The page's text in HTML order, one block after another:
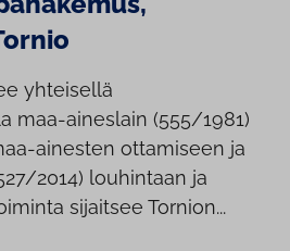
yhteisellä
maa-aineslain (555/1981)
ainesten ottamiseen ja
2014) louhintaan ja
sijaitsee Tornion...